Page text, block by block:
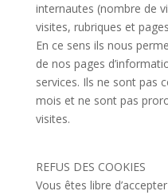
internautes (nombre de
visites, rubriques et
En ce sens ils nous
de nos pages
services. Ils ne sont pas
mois et ne sont pas
visites.
REFUS DES COOKIES
Vous êtes libre